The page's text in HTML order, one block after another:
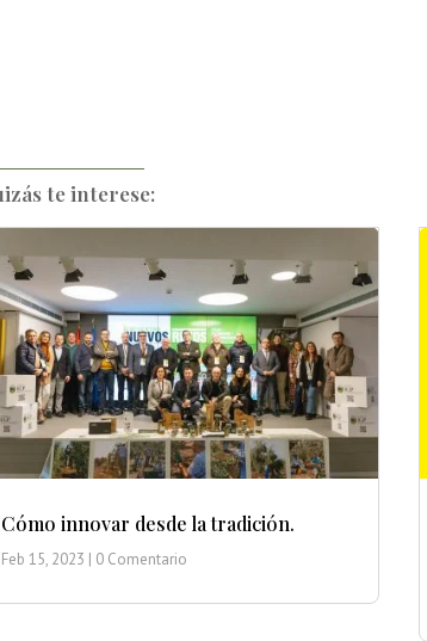
te interese:
Cómo innovar desde la tradición.
Feb 15, 2023 | 0 Comentario